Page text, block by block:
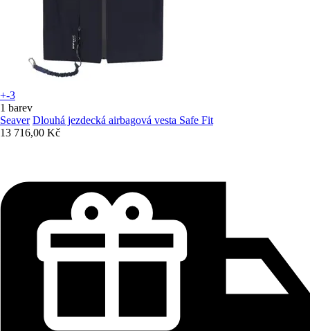
+-3
1 barev
Seaver Dlouhá jezdecká airbagová vesta Safe Fit
13 716,00 Kč